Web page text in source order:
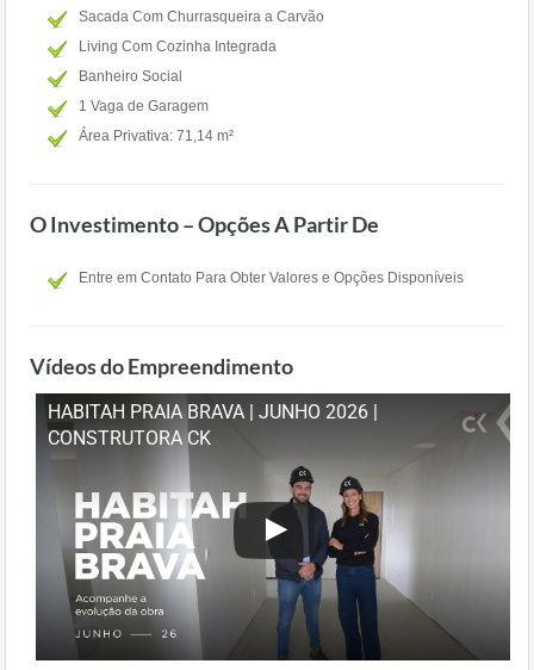
Sacada Com Churrasqueira a Carvão
Living Com Cozinha Integrada
Banheiro Social
1 Vaga de Garagem
Área Privativa: 71,14 m²
O Investimento – Opções A Partir De
Entre em Contato Para Obter Valores e Opções Disponíveis
Vídeos do Empreendimento
HABITAH PRAIA BRAVA | JUNHO 2026 |
CONSTRUTORA CK